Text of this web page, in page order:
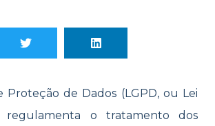
Proteção de Dados (LGPD, ou Lei
regulamenta o tratamento dos